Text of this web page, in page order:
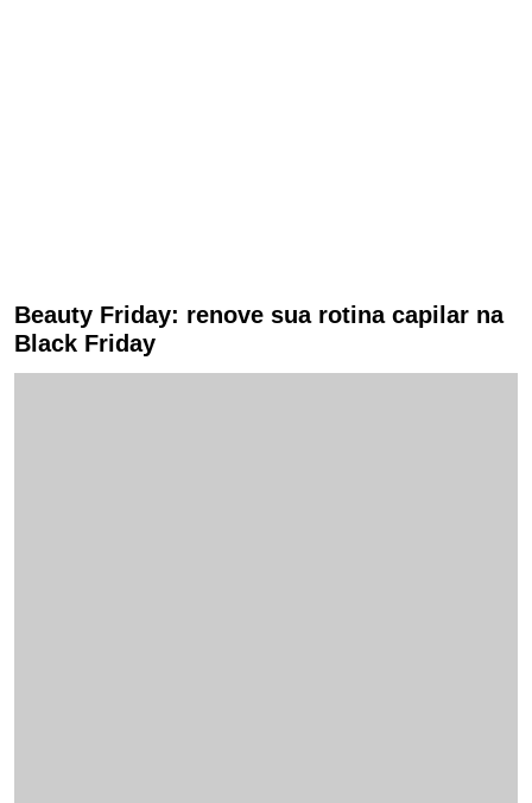
Beauty Friday: renove sua rotina capilar na
Black Friday